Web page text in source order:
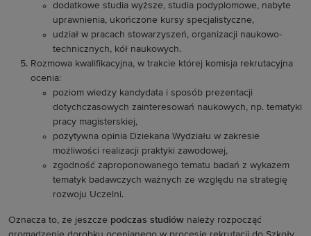
dodatkowe studia wyższe, studia podyplomowe, nabyte
uprawnienia, ukończone kursy specjalistyczne,
udział w pracach stowarzyszeń, organizacji naukowo-
technicznych, kół naukowych.
Rozmowa kwalifikacyjna, w trakcie której komisja rekrutacyjna
ocenia:
poziom wiedzy kandydata i sposób prezentacji
dotychczasowych zainteresowań naukowych, np. tematyki
pracy magisterskiej,
pozytywna opinia Dziekana Wydziału w zakresie
możliwości realizacji praktyki zawodowej,
zgodność zaproponowanego tematu badań z wykazem
tematyk badawczych ważnych ze względu na strategię
rozwoju Uczelni.
Oznacza to, że jeszcze podczas studiów należy rozpocząć